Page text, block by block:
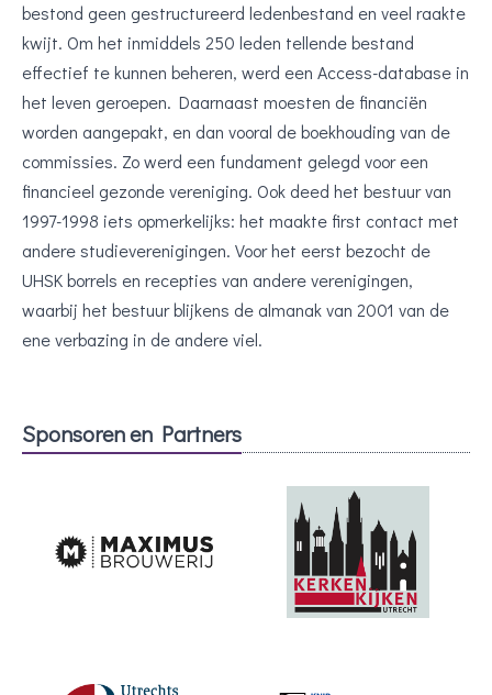
bestond geen gestructureerd ledenbestand en veel raakte
kwijt. Om het inmiddels 250 leden tellende bestand
effectief te kunnen beheren, werd een Access-database in
het leven geroepen. Daarnaast moesten de financiën
worden aangepakt, en dan vooral de boekhouding van de
commissies. Zo werd een fundament gelegd voor een
financieel gezonde vereniging. Ook deed het bestuur van
1997-1998 iets opmerkelijks: het maakte first contact met
andere studieverenigingen. Voor het eerst bezocht de
UHSK borrels en recepties van andere verenigingen,
waarbij het bestuur blijkens de almanak van 2001 van de
ene verbazing in de andere viel.
Sponsoren en Partners